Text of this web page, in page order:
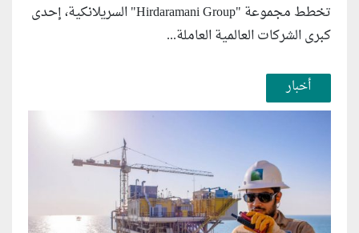
تخطط مجموعة "Hirdaramani Group" السريلانكية، إحدى
كبرى الشركات العالمية العاملة...
أخبار